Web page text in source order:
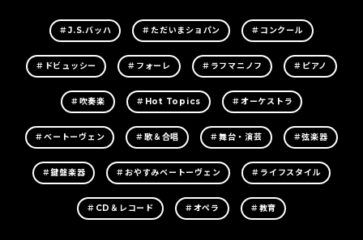
＃J.S.バッハ ＃ただいまショパン ＃コンクール
＃ドビュッシー ＃フォーレ ＃ラフマニノフ ＃ピアノ
＃吹奏楽 ＃Hot Topics ＃オーケストラ
＃ベートーヴェン ＃歌＆合唱 ＃舞台・演芸 ＃弦楽器
＃鍵盤楽器 ＃おやすみベートーヴェン ＃ライフスタイル
＃CD＆レコード ＃オペラ ＃教育